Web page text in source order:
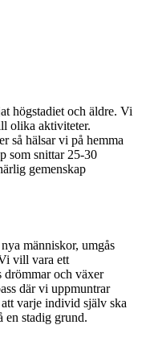
högstadiet och äldre. Vi
olika aktiviteter.
så hälsar vi på hemma
som snittar 25-30
gemenskap
människor, umgås
vill vara ett
drömmar och växer
där vi uppmuntrar
varje individ själv ska
en stadig grund.